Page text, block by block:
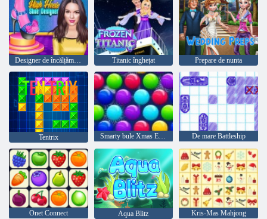
Designer de încălțăminte pentru tocuri înalte Titanic înghețat Prepare de nunta
Tentrix Smarty bule Xmas Edition De mare Battleship
Onet Connect Aqua Blitz Kris-Mas Mahjong